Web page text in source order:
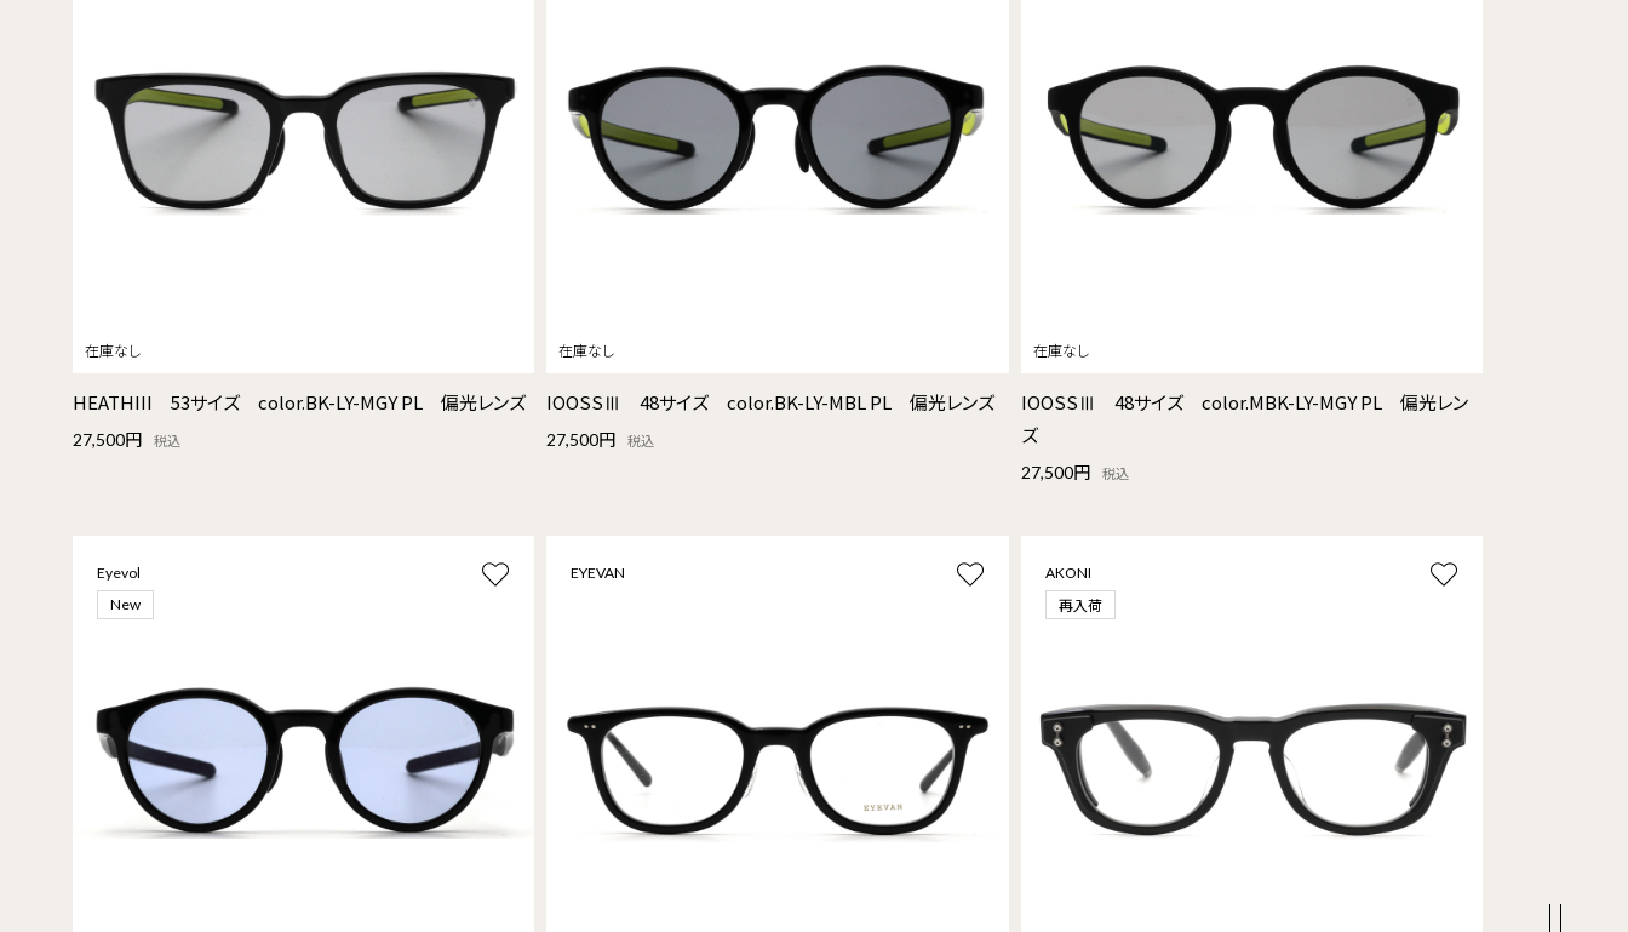
HEATHIII 53サイズ color.BK-LY-MGY PL 偏光レンズ
27,500円 税込
IOOSSⅢ 48サイズ color.BK-LY-MBL PL 偏光レンズ
27,500円 税込
IOOSSⅢ 48サイズ color.MBK-LY-MGY PL 偏光レン
ズ
27,500円 税込
Eyevol
New
EYEVAN AKONI
再入荷